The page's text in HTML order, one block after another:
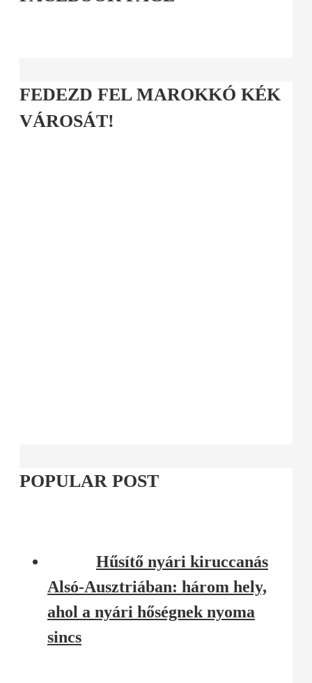
FEDEZD FEL MAROKKÓ KÉK
VÁROSÁT!
POPULAR POST
Hűsítő nyári kiruccanás
Alsó-Ausztriában: három hely,
ahol a nyári hőségnek nyoma
sincs